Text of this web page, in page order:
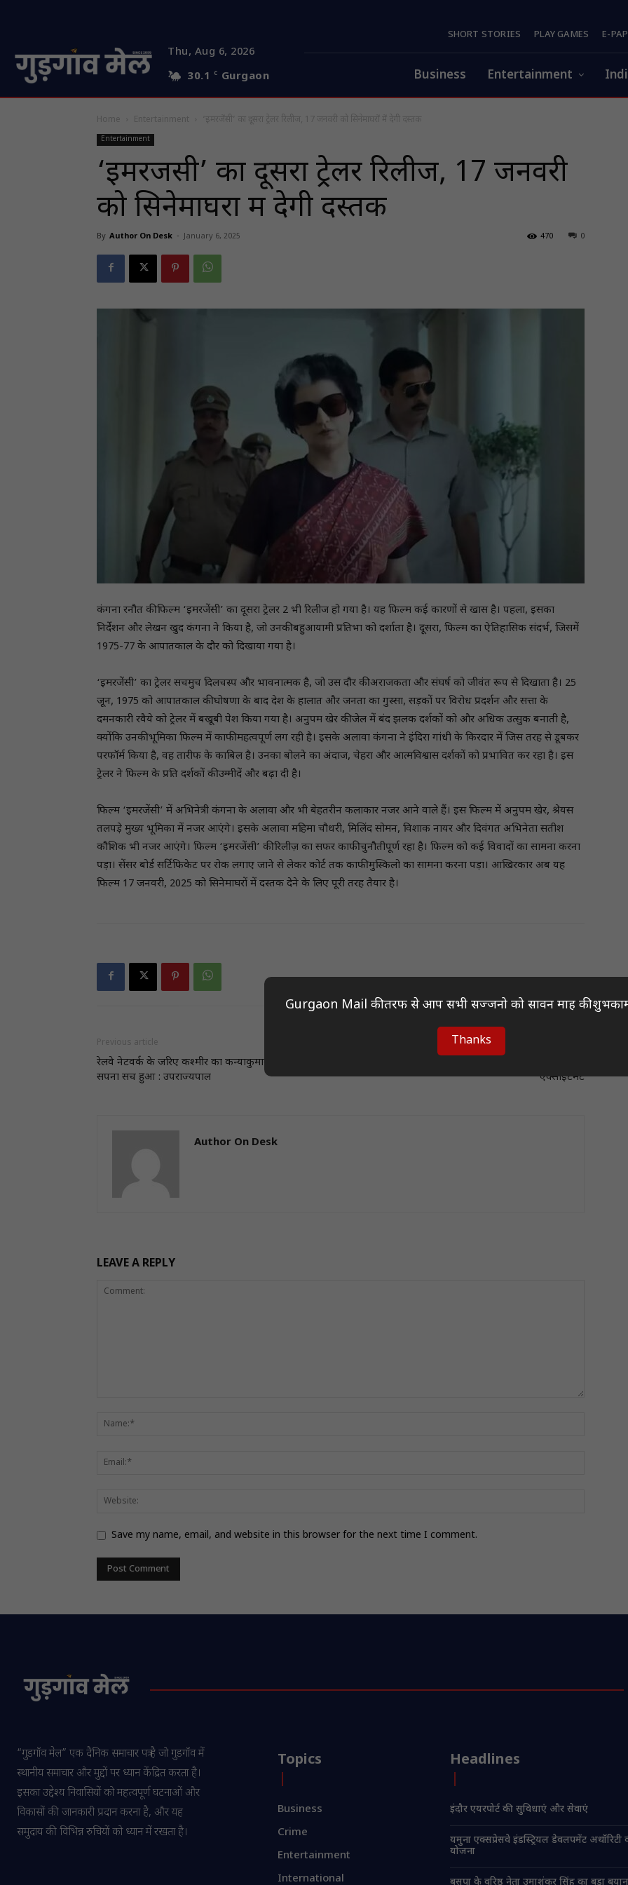
Thu, Aug 6, 2026
30.1
C Gurgaon
SHORT STORIES PLAY GAMES E-
Business Entertainment
Home Entertainment ‘इमरजेंसी’ का दूसरा ट्रेलर रिलीज, 17 जनवरी को सिनेमाघरों में देगी दस्तक
Entertainment
‘इमरजेंसी’ का दूसरा ट्रेलर रिलीज, 17 जनवरी
को सिनेमाघरों में देगी दस्तक
By Author On Desk - January 6, 2025 0
470
कंगना रनौत की फिल्म ‘इमरजेंसी’ का दूसरा ट्रेलर 2 भी रिलीज हो गया है। यह फिल्म कई कारणों से खास है। पहला, इसका
निर्देशन और लेखन खुद कंगना ने किया है, जो उनकी बहुआयामी प्रतिभा को दर्शाता है। दूसरा, फिल्म का ऐतिहासिक संदर्भ, जिसमें
1975-77 के आपातकाल के दौर को दिखाया गया है।
‘इमरजेंसी’ का ट्रेलर सचमुच दिलचस्प और भावनात्मक है, जो उस दौर की अराजकता और संघर्ष को जीवंत रूप से दिखाता है। 25
जून, 1975 को आपातकाल की घोषणा के बाद देश के हालात और जनता का गुस्सा, सड़कों पर विरोध प्रदर्शन और सत्ता के
दमनकारी रवैये को ट्रेलर में बखूबी पेश किया गया है। अनुपम खेर की जेल में बंद झलक दर्शकों को और अधिक उत्सुक बनाती है,
क्योंकि उनकी भूमिका फिल्म में काफी महत्वपूर्ण लग रही है। इसके अलावा कंगना ने इंदिरा गांधी के किरदार में जिस तरह से डूबकर
परफॉर्म किया है, वह तारीफ के काबिल है। उनका बोलने का अंदाज, चेहरा और आत्मविश्वास दर्शकों को प्रभावित कर रहा है। इस
ट्रेलर ने फिल्म के प्रति दर्शकों की उम्मीदें और बढ़ा दी है।
फिल्म ‘इमरजेंसी’ में अभिनेत्री कंगना के अलावा और भी बेहतरीन कलाकार नजर आने वाले हैं। इस फिल्म में अनुपम खेर, श्रेयस
तलपड़े मुख्य भूमिका में नजर आएंगे। इसके अलावा महिमा चौधरी, मिलिंद सोमन, विशाक नायर और दिवंगत अभिनेता सतीश
कौशिक भी नजर आएंगे। फिल्म ‘इमरजेंसी’ की रिलीज़ का सफर काफी चुनौतीपूर्ण रहा है। फिल्म को कई विवादों का सामना करना
पड़ा। सेंसर बोर्ड सर्टिफिकेट पर रोक लगाए जाने से लेकर कोर्ट तक काफी मुस्किलो का सामना करना पड़ा। आखिरकार अब यह
फिल्म 17 जनवरी, 2025 को सिनेमाघरों में दस्तक देने के लिए पूरी तरह तैयार है।
Previous article
रेलवे नेटवर्क के जरिए कश्मीर का कन्याकुमारी से जुड़ने का
सपना सच हुआ : उपराज्यपाल
एक्साइटमेंट
Author On Desk
LEAVE A REPLY
Save my name, email, and website in this browser for the next time I comment.
“गुडगाँव मेल” एक दैनिक समाचार पत्र है जो गुडगाँव में
स्थानीय समाचार और मुद्दों पर ध्यान केंद्रित करता है।
इसका उद्देश्य निवासियों को महत्वपूर्ण घटनाओं और
विकासों की जानकारी प्रदान करना है, और यह
समुदाय की विभिन्न रुचियों को ध्यान में रखता है।
Topics
Business
Crime
Entertainment
International
Headlines
इंदौर एयरपोर्ट की सुविधाएं और सेवाएं
यमुना एक्सप्रेसवे इंडस्ट्रियल डेवलपमेंट अथॉरिटी
योजना
Gurgaon Mail की तरफ से आप सभी सज्जनो को सावन माह की
Thanks